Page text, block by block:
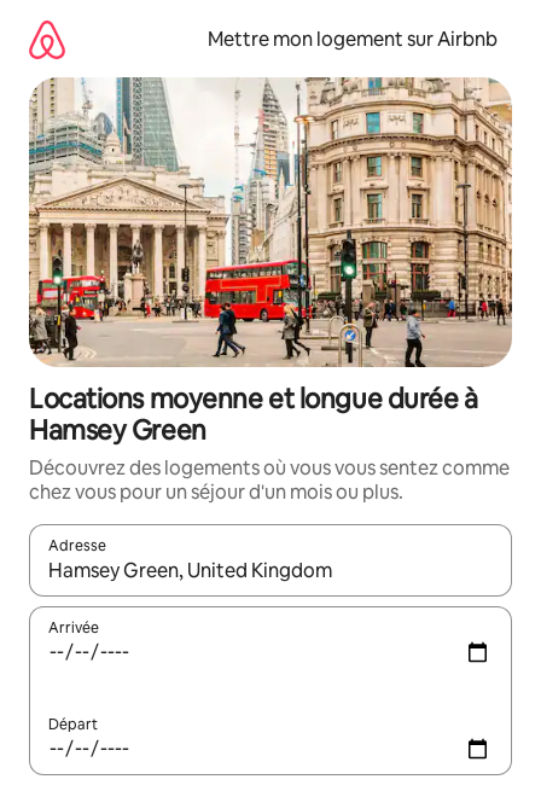
directement
contenu
Mettre mon logement sur Airbnb
Locations moyenne et longue durée à
Hamsey Green
Découvrez des logements où vous vous sentez comme
chez vous pour un séjour d'un mois ou plus.
Adresse
Lorsque les résultats s'affichent, utilisez les flèches vers le
Arrivée
Départ